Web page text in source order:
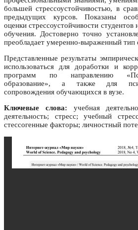
большей стрессоустойчивостью, в
предыдущих курсов. Показаны
оценки стрессоустойчивости студентов
обучения. Достоверно точно
преобладает умеренно-выраженный тип
Представленные результаты
использоваться для доработки и
программ по направлению
образование», а также для
сопровождения обучающихся в вузе.
Ключевые слова: учебная
деятельность; стресс; учебный
стессогенные факторы; личностный